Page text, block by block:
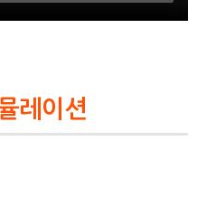
레이션